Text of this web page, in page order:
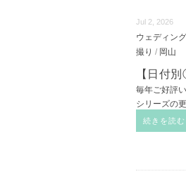
Jul 2, 2026
ウェディン
撮り / 岡山
【日付
毎年ご好評
シリーズの
続きを読む